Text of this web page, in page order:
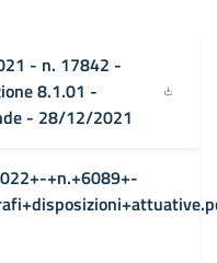
- n. 17842 -
8.1.01 -
- 28/12/2021
+n.+6089+-